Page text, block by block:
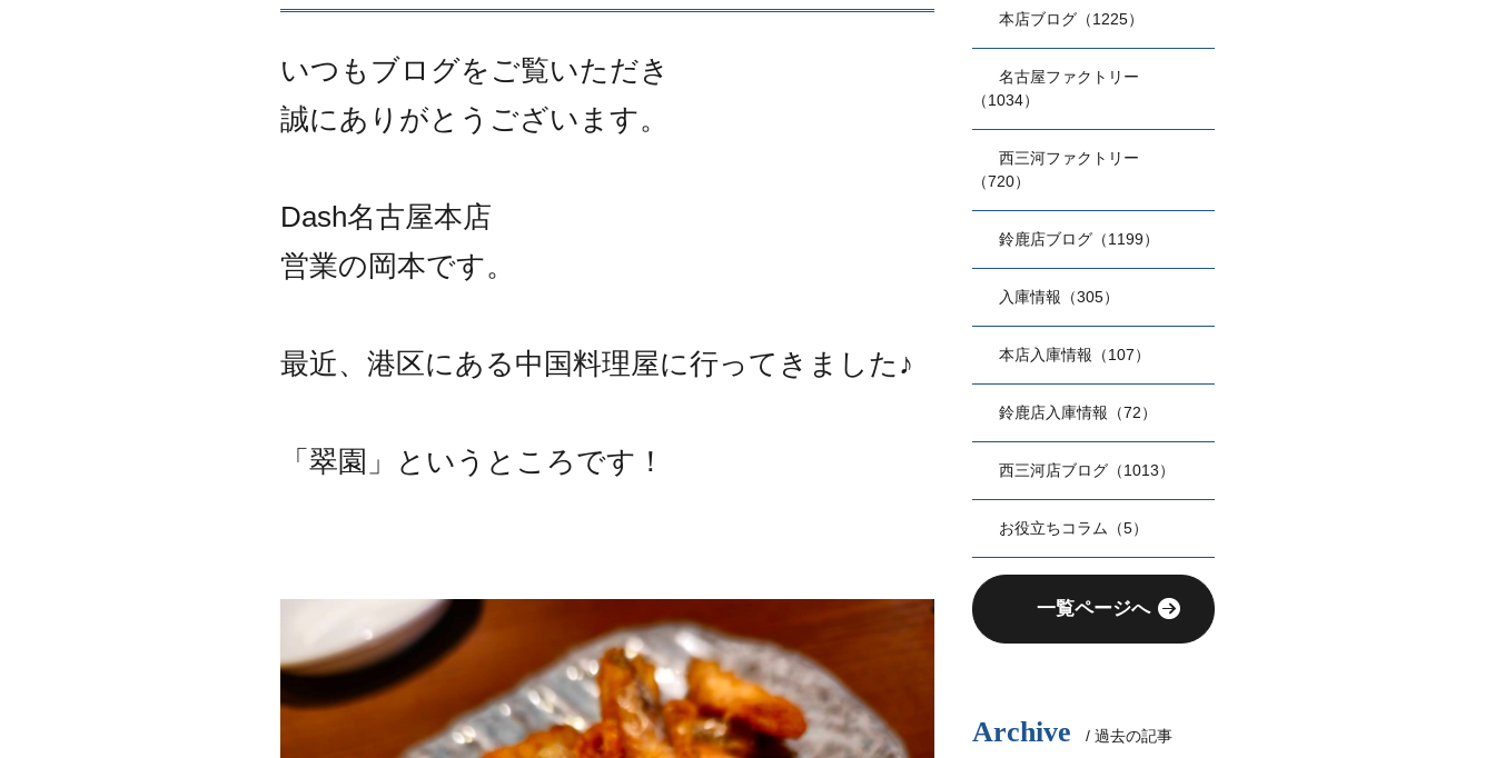
いつもブログをご覧いただき
誠にありがとうございます。
Dash名古屋本店
営業の岡本です。
最近、港区にある中国料理屋に行ってきました♪
「翠園」というところです！
本店ブログ（1225）
名古屋ファクトリー
（1034）
西三河ファクトリー
（720）
鈴鹿店ブログ（1199）
入庫情報（305）
本店入庫情報（107）
鈴鹿店入庫情報（72）
西三河店ブログ（1013）
お役立ちコラム（5）
一覧ページへ
Archive / 過去の記事